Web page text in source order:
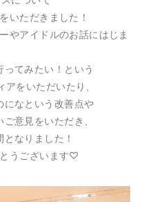
いただきました！
やアイドルのお話にはじま
ってみたい！という
をいただいたり、
になという改善点や
意見をいただき、
なりました！
うございます♡